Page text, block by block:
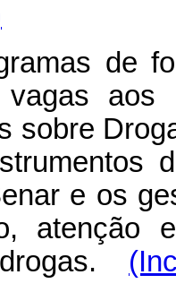
de
vagas
sobre
e os
atenção
drogas.